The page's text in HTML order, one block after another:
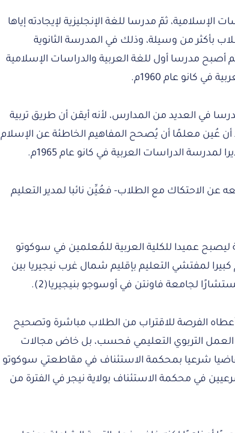
الإسلامية، ثمّ مدرسا للغة الإنجليزية لإيجادته إياها
بأكثر من وسيلة، وذلك في المدرسة الثانوية
في بيدا بين عامي 1953 – 1960، ثم أصبح مدرسا أول للغة العربية والدراسات الإسلامية
كانو عام 1960م.
في العديد من المدارس، لأنه أيقن أن طريق تربية
عُين معلمًا أن يُصحح المفاهيم الخاطئة عن الإسلام
الدراسات العربية في كانو عام 1965م.
عن الاحتكاك مع الطلاب- فعُيِّن نائبا لمدير التعليم
ليصبح عميدا للكلية العربية للمُعلمين في سوكوتو
ثم مفتشا أول عام 1970م، ثم كبيرا لمفتشي التعليم بإقليم شمال غرب نيجيريا بين
الفرصة للاقتراب من الطلاب مباشرة وتصحيح
العمل التربوي التعليمي فحسب، بل خاض مجالات
شرعيا بمحكمة الاستئناف في مقاطعتي سوكوتو
الشرعيين في محكمة الاستئناف بولاية نيجر في الفترة من